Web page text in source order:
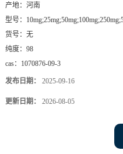
产地： 河南
型号：
货号： 无
纯度： 98
cas： 1070876-09-3
发布日期： 2025-09-16
更新日期： 2026-08-05